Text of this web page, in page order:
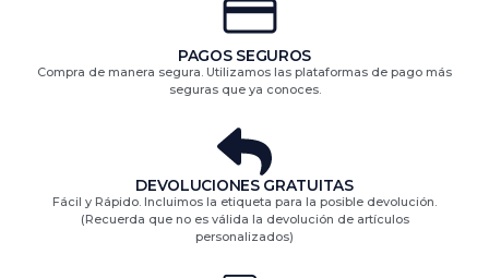
PAGOS SEGUROS
Compra de manera segura. Utilizamos las plataformas de pago más
seguras que ya conoces.
DEVOLUCIONES GRATUITAS​
Fácil y Rápido. Incluimos la etiqueta para la posible devolución.
(Recuerda que no es válida la devolución de artículos
personalizados)​